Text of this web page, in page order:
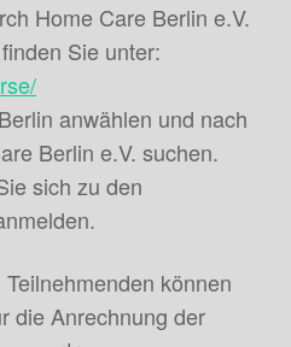
Home Care Berlin e.V.
Sie unter:
anwählen und nach
Berlin e.V. suchen.
sich zu den
können
die Anrechnung der